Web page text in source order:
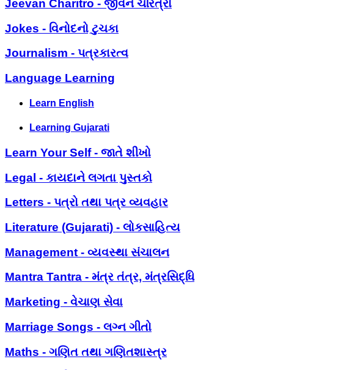
Jeevan Charitro - જીવન ચરિત્રો
Jokes - વિનોદનો ટુચકા
Journalism - પત્રકારત્વ
Language Learning
Learn English
Learning Gujarati
Learn Your Self - જાતે શીખો
Legal - કાયદાને લગતા પુસ્તકો
Letters - પત્રો તથા પત્ર વ્યવહાર
Literature (Gujarati) - લોકસાહિત્ય
Management - વ્યવસ્થા સંચાલન
Mantra Tantra - મંત્ર તંત્ર, મંત્રસિદ્ધિ
Marketing - વેચાણ સેવા
Marriage Songs - લગ્ન ગીતો
Maths - ગણિત તથા ગણિતશાસ્ત્ર